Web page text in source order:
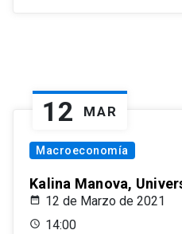
12 MAR
Macroeconomía
Kalina Manova,
12 de Marzo de 2021
14:00